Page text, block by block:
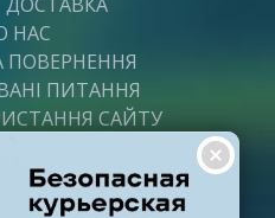
НАС
ПОВЕРНЕННЯ
ПИТАННЯ
САЙТУ